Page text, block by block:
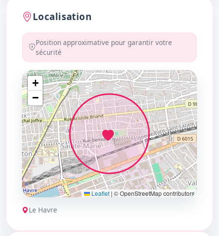
Localisation
Position approximative pour garantir votre
sécurité
+
−
Leaflet | © OpenStreetMap contributors
Le Havre